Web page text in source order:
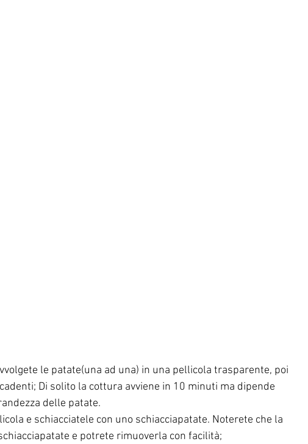
le patate(una ad una) in una pellicola trasparente, poi
Di solito la cottura avviene in 10 minuti ma dipende
delle patate.
e schiacciatele con uno schiacciapatate. Noterete che la
e potrete rimuoverla con facilità;